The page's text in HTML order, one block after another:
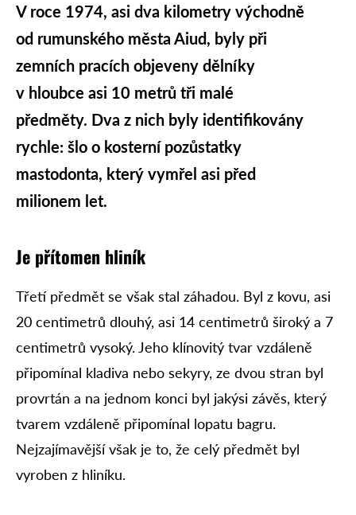
V roce 1974, asi dva kilometry východně
od rumunského města Aiud, byly při
zemních pracích objeveny dělníky
v hloubce asi 10 metrů tři malé
předměty. Dva z nich byly identifikovány
rychle: šlo o kosterní pozůstatky
mastodonta, který vymřel asi před
milionem let.
Je přítomen hliník
Třetí předmět se však stal záhadou. Byl z kovu, asi
20 centimetrů dlouhý, asi 14 centimetrů široký a 7
centimetrů vysoký. Jeho klínovitý tvar vzdáleně
připomínal kladiva nebo sekyry, ze dvou stran byl
provrtán a na jednom konci byl jakýsi závěs, který
tvarem vzdáleně připomínal lopatu bagru.
Nejzajímavější však je to, že celý předmět byl
vyroben z hliníku.